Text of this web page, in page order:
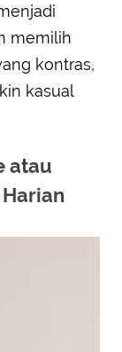
memilih
kontras,
kasual
atau